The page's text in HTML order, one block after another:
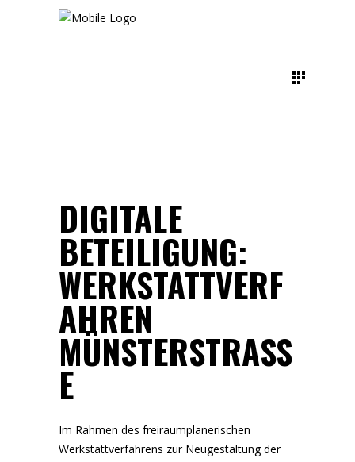
DIGITALE
BETEILIGUNG:
WERKSTATTVERF
AHREN
MÜNSTERSTRASSE
Im Rahmen des freiraumplanerischen
Werkstattverfahrens zur Neugestaltung der